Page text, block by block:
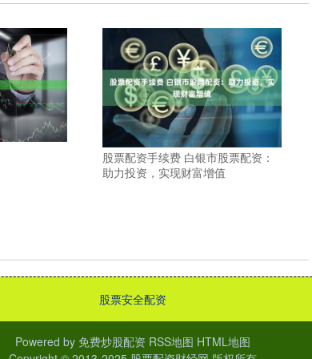
股票配资手续费 白银市股票配资：
助力投资，实现财富增值
股票安全配资
Powered by 免费炒股配资 RSS地图 HTML地图